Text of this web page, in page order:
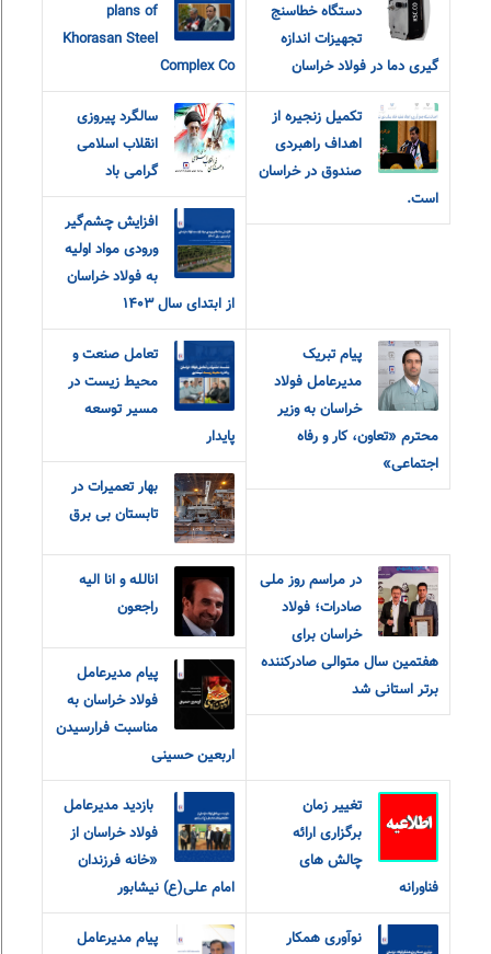
دستگاه خطاسنج
تجهیزات اندازه
گیری دما در فولاد خراسان
plans of
Khorasan Steel
Complex Co
تکمیل زنجیره از
اهداف راهبردی
صندوق در خراسان
است.
سالگرد پیروزی
انقلاب اسلامی
گرامی باد
افزایش چشم‌گیر
ورودی مواد اولیه
به فولاد خراسان
از ابتدای سال ۱۴۰۳
پیام تبریک
مدیرعامل فولاد
خراسان به وزیر
محترم «تعاون، کار و رفاه
اجتماعی»
تعامل صنعت و
محیط زیست در
مسیر توسعه
پایدار
بهار تعمیرات در
تابستان بی برق
در مراسم روز ملی
صادرات؛ فولاد
خراسان برای
هفتمین سال متوالی صادرکننده
برتر استانی شد
انالله و انا الیه
راجعون
پیام مدیرعامل
فولاد خراسان به
مناسبت فرارسیدن
اربعین حسینی
تغییر زمان
برگزاری ارائه
چالش های
فناورانه
‎ بازدید مدیرعامل
فولاد خراسان از
«خانه فرزندان
امام‌ علی(ع) نیشابور
نوآوری همکار پیام مدیرعامل